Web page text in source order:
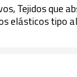
Tejidos que
elásticos tipo